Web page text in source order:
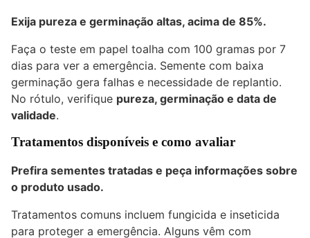
Exija pureza e germinação altas, acima de 85%.
Faça o teste em papel toalha com 100 gramas por 7
dias para ver a emergência. Semente com baixa
germinação gera falhas e necessidade de replantio.
No rótulo, verifique pureza, germinação e data de
validade.
Tratamentos disponíveis e como avaliar
Prefira sementes tratadas e peça informações sobre
o produto usado.
Tratamentos comuns incluem fungicida e inseticida
para proteger a emergência. Alguns vêm com